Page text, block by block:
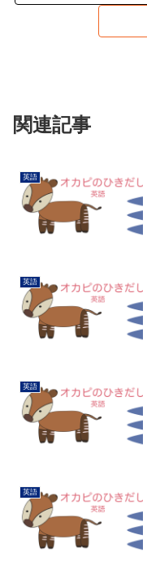
関連記事
英語
英語
英語
英語